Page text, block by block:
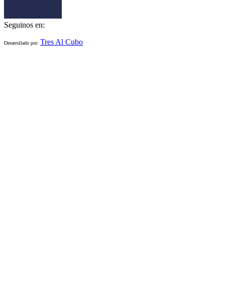
Seguinos en:
Desarrollado por: Tres Al Cubo